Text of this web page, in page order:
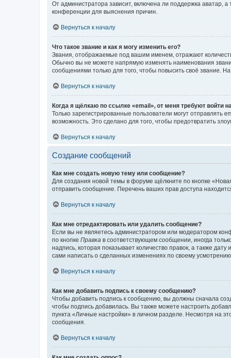
От администратора зависит, включена ли поддержка аватар,
конференции для выяснения причин.
Вернуться к началу
Что такое звание и как я могу изменить его?
Звания, отображаемые под вашим именем, отражают
Обычно вы не можете напрямую изменять наименования
сообщениями только для того, чтобы повысить своё звание.
Вернуться к началу
Когда я щёлкаю по ссылке «email», от меня требуют войти
Только зарегистрированные пользователи могут
возможность. Это сделано для того, чтобы предотвратить
Вернуться к началу
Создание сообщений
Как мне создать новую тему или сообщение?
Для создания новой темы в форуме щёлкните по кнопке
отправить сообщение. Перечень ваших прав доступа
Вернуться к началу
Как мне отредактировать или удалить сообщение?
Если вы не являетесь администратором или модератором
по кнопке Правка в соответствующем сообщении, иногда
надпись, которая показывает количество правок, а также
сами написать о сделанных изменениях по своему
Вернуться к началу
Как мне добавить подпись к своему сообщению?
Чтобы добавить подпись к сообщению, вы должны сначала
чтобы подпись добавилась. Вы также можете настроить
пункта «Личные настройки» в личном разделе. Несмотря на
сообщения.
Вернуться к началу